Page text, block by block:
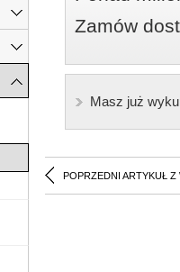
Zamów
Masz już
POPRZEDNI ARTYKUŁ Z